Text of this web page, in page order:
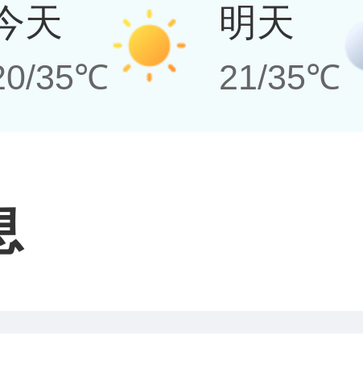
天
35℃
明天
21/35℃